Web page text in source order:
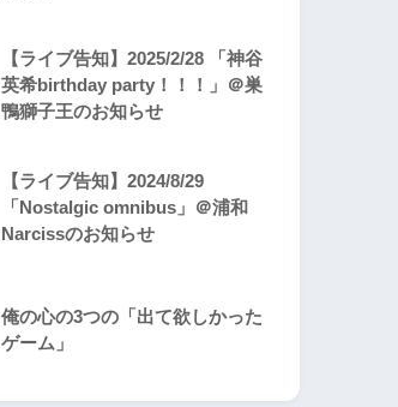
【ライブ告知】2025/2/28 「神谷
英希birthday party！！！」＠巣
鴨獅子王のお知らせ
【ライブ告知】2024/8/29
「Nostalgic omnibus」＠浦和
Narcissのお知らせ
俺の心の3つの「出て欲しかった
ゲーム」